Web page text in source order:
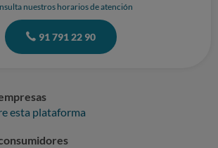
nuestros horarios de atención
91 791 22 90
esta plataforma